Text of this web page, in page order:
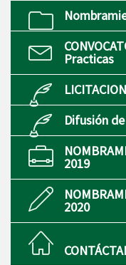
Practicas
Difusión
2019
2020